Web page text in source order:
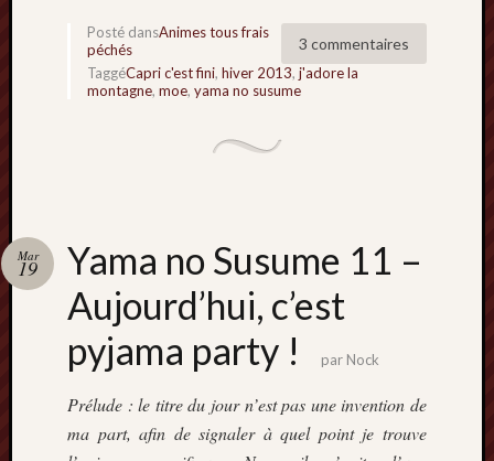
3 commentaires
Posté dansAnimes tous frais
péchés
TaggéCapri c'est fini, hiver 2013, j'adore la
montagne, moe, yama no susume
Yama no Susume 11 –
Aujourd’hui, c’est
pyjama party !
Mar
19
par Nock
Prélude : le titre du jour n’est pas une invention de
ma part, afin de signaler à quel point je trouve